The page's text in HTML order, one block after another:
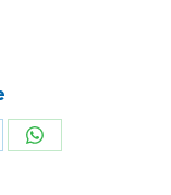
Partager